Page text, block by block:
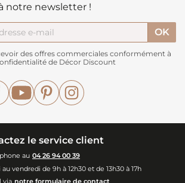
notre newsletter !
des offres commerciales conformément à
de Décor Discount
FacebookYouTubePinterest
le service client
au 04 26 94 00 39
vendredi de 9h à 12h30 et de 13h30 à 17h
via notre formulaire de contact